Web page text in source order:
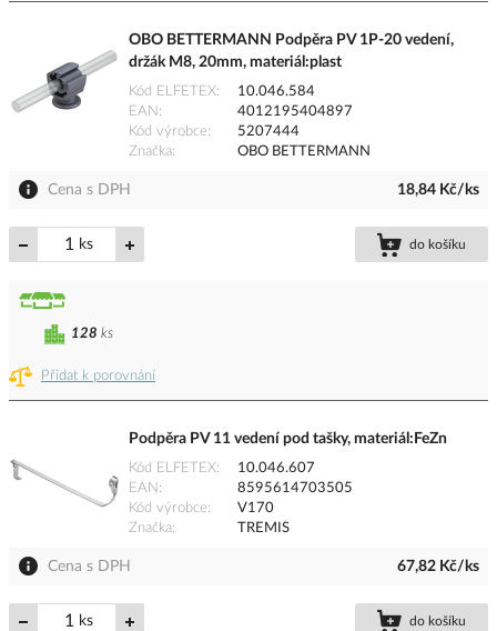
OBO BETTERMANN Podpěra PV 1P-20 vedení,
držák M8, 20mm, materiál:plast
Kód ELFETEX
10.046.584
EAN
4012195404897
Kód výrobce
5207444
Značka
OBO BETTERMANN
Cena s DPH 18,84 Kč/ks
ks do košíku
Přidat k porovnání
128 ks
Podpěra PV 11 vedení pod tašky, materiál:FeZn
Kód ELFETEX
10.046.607
EAN
8595614703505
Kód výrobce
V170
Značka
TREMIS
Cena s DPH 67,82 Kč/ks
ks do košíku